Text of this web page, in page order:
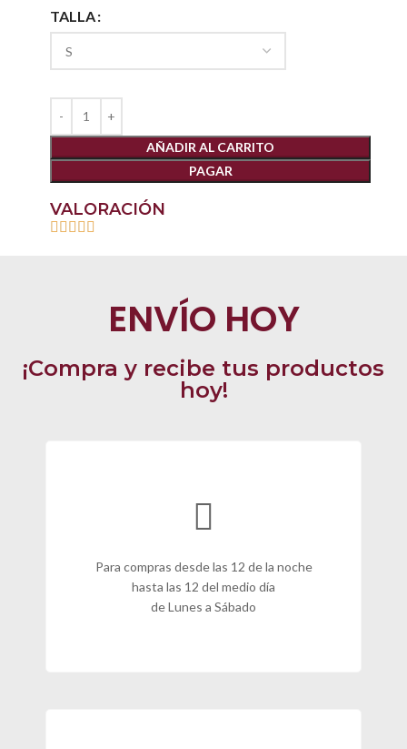
TALLA
AÑADIR AL CARRITO
PAGAR
VALORACIÓN
ENVÍO HOY
¡Compra y recibe tus productos
hoy!
Para compras desde las 12 de la noche
hasta las 12 del medio día
de Lunes a Sábado